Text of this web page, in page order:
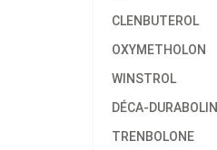
CLENBUTEROL
OXYMETHOLON
WINSTROL
DÉCA-DURABOLIN
TRENBOLONE